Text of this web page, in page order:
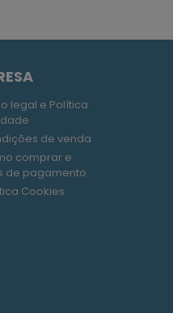
legal e Política
de venda
comprar e
de pagamento
Cookies